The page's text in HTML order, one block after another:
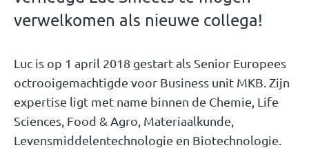
verwelkomen als nieuwe collega!
Luc is op 1 april 2018 gestart als Senior Europees
octrooigemachtigde voor Business unit MKB. Zijn
expertise ligt met name binnen de Chemie, Life
Sciences, Food & Agro, Materiaalkunde,
Levensmiddelentechnologie en Biotechnologie.